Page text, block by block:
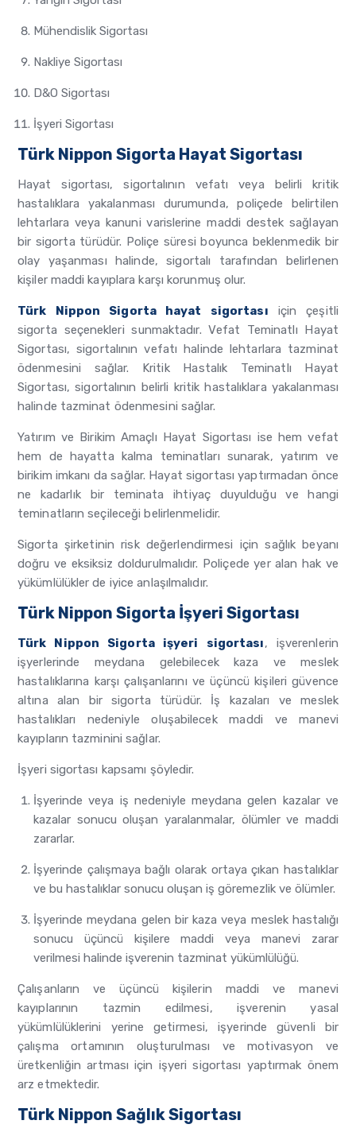
Mühendislik Sigortası
Nakliye Sigortası
D&O Sigortası
İşyeri Sigortası
Türk Nippon Sigorta Hayat Sigortası
Hayat sigortası, sigortalının vefatı veya belirli kritik
hastalıklara yakalanması durumunda, poliçede belirtilen
lehtarlara veya kanuni varislerine maddi destek sağlayan
bir sigorta türüdür. Poliçe süresi boyunca beklenmedik bir
olay yaşanması halinde, sigortalı tarafından belirlenen
kişiler maddi kayıplara karşı korunmuş olur.
Türk Nippon Sigorta hayat sigortası için çeşitli
sigorta seçenekleri sunmaktadır. Vefat Teminatlı Hayat
Sigortası, sigortalının vefatı halinde lehtarlara tazminat
ödenmesini sağlar. Kritik Hastalık Teminatlı Hayat
Sigortası, sigortalının belirli kritik hastalıklara yakalanması
halinde tazminat ödenmesini sağlar.
Yatırım ve Birikim Amaçlı Hayat Sigortası ise hem vefat
hem de hayatta kalma teminatları sunarak, yatırım ve
birikim imkanı da sağlar. Hayat sigortası yaptırmadan önce
ne kadarlık bir teminata ihtiyaç duyulduğu ve hangi
teminatların seçileceği belirlenmelidir.
Sigorta şirketinin risk değerlendirmesi için sağlık beyanı
doğru ve eksiksiz doldurulmalıdır. Poliçede yer alan hak ve
yükümlülükler de iyice anlaşılmalıdır.
Türk Nippon Sigorta İşyeri Sigortası
Türk Nippon Sigorta işyeri sigortası, işverenlerin
işyerlerinde meydana gelebilecek kaza ve meslek
hastalıklarına karşı çalışanlarını ve üçüncü kişileri güvence
altına alan bir sigorta türüdür. İş kazaları ve meslek
hastalıkları nedeniyle oluşabilecek maddi ve manevi
kayıpların tazminini sağlar.
İşyeri sigortası kapsamı şöyledir.
İşyerinde veya iş nedeniyle meydana gelen kazalar ve
kazalar sonucu oluşan yaralanmalar, ölümler ve maddi
zararlar.
İşyerinde çalışmaya bağlı olarak ortaya çıkan hastalıklar
ve bu hastalıklar sonucu oluşan iş göremezlik ve ölümler.
İşyerinde meydana gelen bir kaza veya meslek hastalığı
sonucu üçüncü kişilere maddi veya manevi zarar
verilmesi halinde işverenin tazminat yükümlülüğü.
Çalışanların ve üçüncü kişilerin maddi ve manevi
kayıplarının tazmin edilmesi, işverenin yasal
yükümlülüklerini yerine getirmesi, işyerinde güvenli bir
çalışma ortamının oluşturulması ve motivasyon ve
üretkenliğin artması için işyeri sigortası yaptırmak önem
arz etmektedir.
Türk Nippon Sağlık Sigortası